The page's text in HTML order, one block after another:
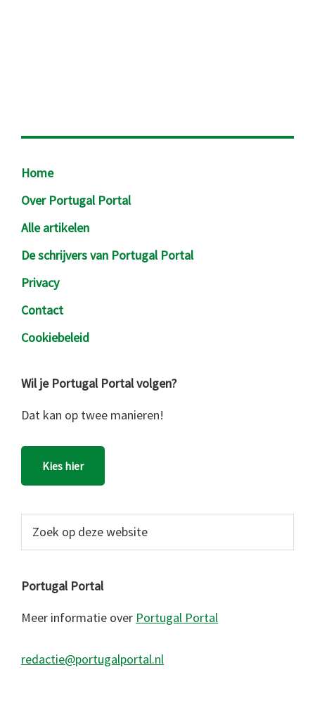
Footer
Home
Over Portugal Portal
Alle artikelen
De schrijvers van Portugal Portal
Privacy
Contact
Cookiebeleid
Wil je Portugal Portal volgen?
Dat kan op twee manieren!
Kies hier
website
Portugal Portal
Meer informatie over Portugal Portal
redactie@portugalportal.nl